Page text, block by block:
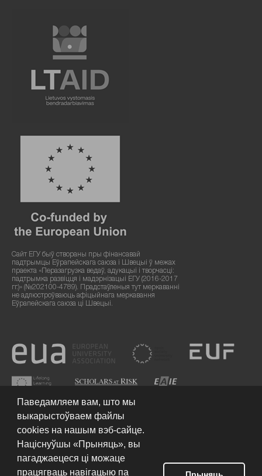
Сайт ЕГУ быў створаны пры фінансавай
падтрымцы Еўрапейскага саюза і Швецыі ў межах
праекта «Перазагрузка ведаў, адукацыі і творчасці:
падтрымка развіцця і мадэрнізацыі ЕГУ (2016-2017
гг.)» (№202100-4789). Прадстаўленыя тут меркаванні
не адлюстроўваюць афіцыйнага меркавання
Еўрапейскага саюза ці Швецыі.
Умовы выкарыстання сайта © 2026 Еўрапейскі гуманітарны
Паведамляем вам, што мы
выкарыстоўваем файлы
cookies на нашым вэб-сайце.
Націснуўшы «Прыняць», вы
пагаджаецеся ці можаце
працягваць навігацыю па